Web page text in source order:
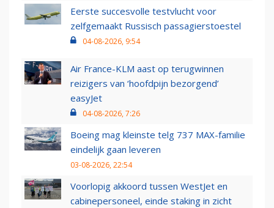
Eerste succesvolle testvlucht voor
zelfgemaakt Russisch passagierstoestel
04-08-2026, 9:54
Air France-KLM aast op terugwinnen
reizigers van ‘hoofdpijn bezorgend’
easyJet
04-08-2026, 7:26
Boeing mag kleinste telg 737 MAX-familie
eindelijk gaan leveren
03-08-2026, 22:54
Voorlopig akkoord tussen WestJet en
cabinepersoneel, einde staking in zicht